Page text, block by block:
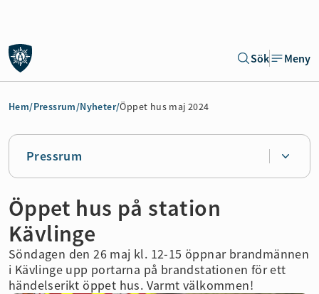
Sök Meny
Hem/Pressrum/Nyheter/Öppet hus maj 2024
Pressrum
Öppet hus på station
Kävlinge
Söndagen den 26 maj kl. 12-15 öppnar brandmännen
i Kävlinge upp portarna på brandstationen för ett
händelserikt öppet hus. Varmt välkommen!